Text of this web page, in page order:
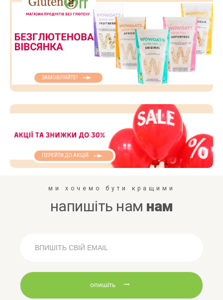
ЗАМОВЛЯЙТЕ!
ПЕРЕЙТИ ДО АКЦІЙ
ми хочемо бути кращими
напишіть нам нам
опишіть